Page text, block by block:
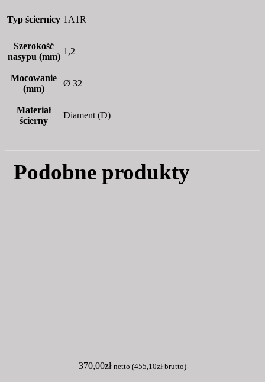
Typ ściernicy 1A1R
Szerokość
nasypu (mm)
1,2
Mocowanie
(mm)
Ø 32
Materiał
ścierny
Diament (D)
Podobne produkty
370,00zł netto (455,10zł brutto)